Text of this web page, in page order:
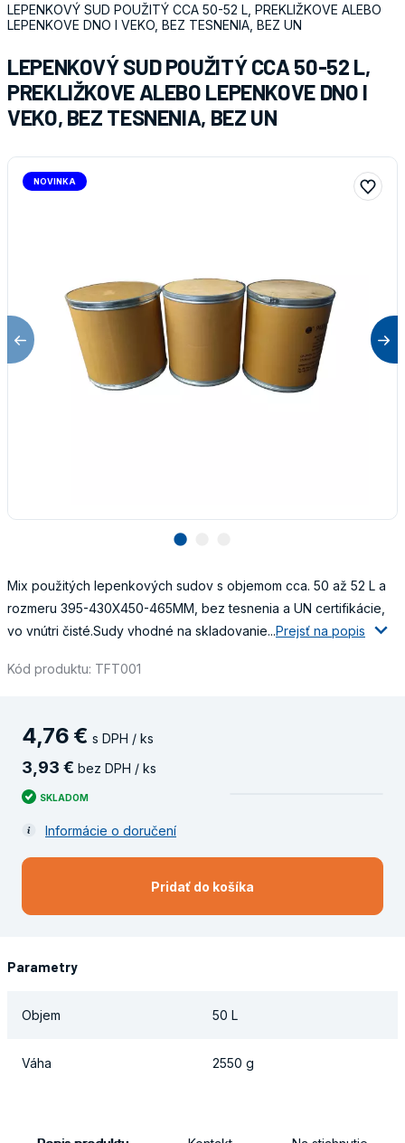
LEPENKOVÝ SUD POUŽITÝ CCA 50-52 L, PREKLIŽKOVE ALEBO
LEPENKOVE DNO I VEKO, BEZ TESNENIA, BEZ UN
LEPENKOVÝ SUD POUŽITÝ CCA 50-52 L,
PREKLIŽKOVE ALEBO LEPENKOVE DNO I
VEKO, BEZ TESNENIA, BEZ UN
NOVINKA
lens
Mix použitých lepenkových sudov s objemom cca. 50 až 52 L a
rozmeru 395-430X450-465MM, bez tesnenia a UN certifikácie,
vo vnútri čisté.Sudy vhodné na skladovanie...Prejsť na popis
Kód produktu: TFT001
4,76 € s DPH / ks
3 93 € bez DPH / ks
SKLADOM
Informácie o doručení
Pridať do košíka
Parametry
Objem 50 L
Váha 2550 g